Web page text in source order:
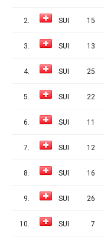
2. SUI 15
3. SUI 13
4. SUI 25
5. SUI 22
6. SUI 11
7. SUI 12
8. SUI 16
9. SUI 26
10. SUI 7